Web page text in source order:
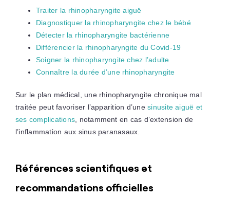
Traiter la rhinopharyngite aiguë
Diagnostiquer la rhinopharyngite chez le bébé
Détecter la rhinopharyngite bactérienne
Différencier la rhinopharyngite du Covid-19
Soigner la rhinopharyngite chez l’adulte
Connaître la durée d’une rhinopharyngite
Sur le plan médical, une rhinopharyngite chronique mal
traitée peut favoriser l’apparition d’unesinusite aiguë et
ses complications , notamment en cas d’extension de
l’inflammation aux sinus paranasaux.
Références scientifiques et
recommandations officielles